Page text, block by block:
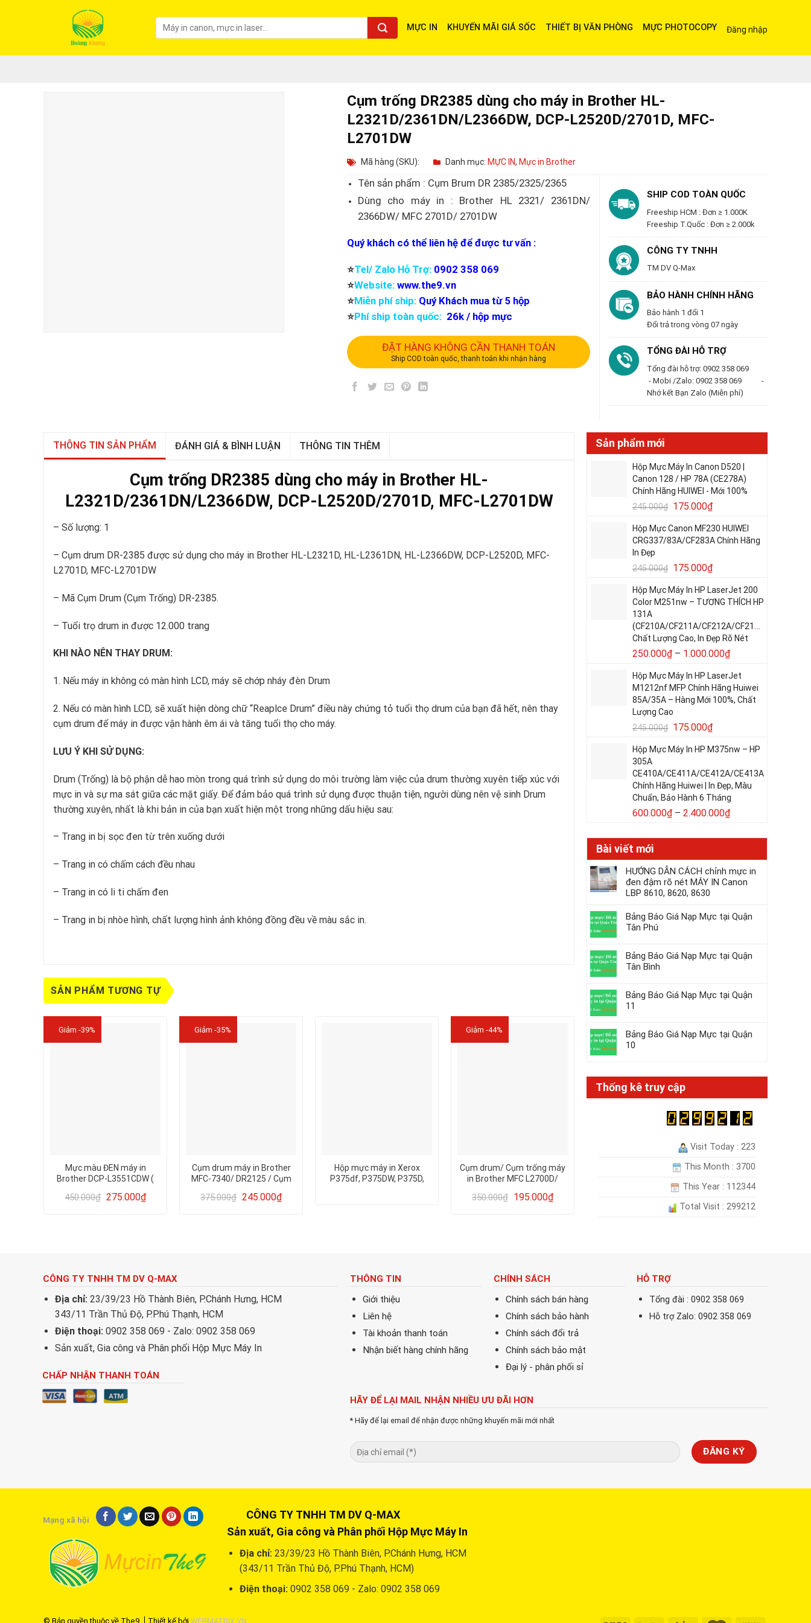
MỰC IN KHUYẾN MÃI GIÁ SỐC THIẾT BỊ VĂN PHÒNG MỰC PHOTOCOPY Đăng nhập
Cụm trống DR2385 dùng cho máy in Brother HL-
L2321D/2361DN/L2366DW, DCP-L2520D/2701D, MFC-
L2701DW
Mã hàng (SKU): Danh mục: MỰC IN, Mực in Brother
Tên sản phẩm : Cụm Brum DR 2385/2325/2365
Dùng cho máy in : Brother HL 2321/ 2361DN/
2366DW/ MFC 2701D/ 2701DW
Quý khách có thể liên hệ để được tư vấn :
⭐️Tel/ Zalo Hỗ Trợ: 0902 358 069
⭐️Website: www.the9.vn
⭐️Miễn phí ship: Quý Khách mua từ 5 hộp
⭐️Phí ship toàn quốc: 26k / hộp mực
ĐẶT HÀNG KHÔNG CẦN THANH TOÁN
Ship COD toàn quốc, thanh toán khi nhận hàng
SHIP COD TOÀN QUỐC
Freeship HCM : Đơn ≥ 1.000K
Freeship T.Quốc : Đơn ≥ 2.000k
CÔNG TY TNHH
TM DV Q-Max
BẢO HÀNH CHÍNH HÃNG
Bảo hành 1 đổi 1
Đổi trả trong vòng 07 ngày
TỔNG ĐÀI HỖ TRỢ
Tổng đài hỗ trợ: 0902 358 069
- Mobi /Zalo: 0902 358 069 -
Nhớ kết Bạn Zalo (Miễn phí)
THÔNG TIN SẢN PHẨM ĐÁNH GIÁ & BÌNH LUẬN THÔNG TIN THÊM
Cụm trống DR2385 dùng cho máy in Brother HL-
L2321D/2361DN/L2366DW, DCP-L2520D/2701D, MFC-L2701DW
– Số lượng: 1
– Cụm drum DR-2385 được sử dụng cho máy in Brother HL-L2321D, HL-L2361DN, HL-L2366DW, DCP-L2520D, MFC-
L2701D, MFC-L2701DW
– Mã Cụm Drum (Cụm Trống) DR-2385.
– Tuổi trọ drum in được 12.000 trang
KHI NÀO NÊN THAY DRUM:
1. Nếu máy in không có màn hình LCD, máy sẽ chớp nháy đèn Drum
2. Nếu có màn hình LCD, sẽ xuất hiện dòng chữ “Reaplce Drum” điều này chứng tỏ tuổi thọ drum của bạn đã hết, nên thay
cụm drum để máy in được vận hành êm ái và tăng tuổi thọ cho máy.
LƯU Ý KHI SỬ DỤNG:
Drum (Trống) là bộ phận dễ hao mòn trong quá trình sử dụng do môi trường làm việc của drum thường xuyên tiếp xúc với
mực in và sự ma sát giữa các mặt giấy. Để đảm bảo quá trình sử dụng được thuận tiện, người dùng nên vệ sinh Drum
thường xuyên, nhất là khi bản in của bạn xuất hiện một trong những dấu hiệu sau:
– Trang in bị sọc đen từ trên xuống dưới
– Trang in có chấm cách đều nhau
– Trang in có li ti chấm đen
– Trang in bị nhòe hình, chất lượng hình ảnh không đồng đều về màu sắc in.
SẢN PHẨM TƯƠNG TỰ
Giảm -39%
Mực màu ĐEN máy in
Brother DCP-L3551CDW (
100% hàng nhập khẩu
450.000₫ 275.000₫
Giảm -35%
Cụm drum máy in Brother
MFC-7340/ DR2125 / Cụm
375.000₫ 245.000₫
Hộp mực máy in Xerox
P375df, P375DW, P375D,
Giảm -44%
Cụm drum/ Cụm trống máy
in Brother MFC L2700D/
DR2385 – BH 06 tháng (Sao
350.000₫ 195.000₫
Giảm -34%
Cụm trống/ Cụm drum DR-
máy Brother DCP-
CHẤT LƯỢNG IN ĐẸP
Giảm -44%
Hộp mực laser màu
L3230DN,
Sản phẩm mới
Hộp Mực Máy In Canon D520 |
Canon 128 / HP 78A (CE278A)
Chính Hãng HUIWEI - Mới 100%
245.000₫ 175.000₫
Hộp Mực Canon MF230 HUIWEI
CRG337/83A/CF283A Chính Hãng
In Đẹp
245.000₫ 175.000₫
Hộp Mực Máy In HP LaserJet 200
Color M251nw – TƯƠNG THÍCH HP
131A
(CF210A/CF211A/CF212A/CF213A)
Chất Lượng Cao, In Đẹp Rõ Nét
250.000₫ – 1.000.000₫
Hộp Mực Máy In HP LaserJet
M1212nf MFP Chính Hãng Huiwei
85A/35A – Hàng Mới 100%, Chất
Lượng Cao
245.000₫ 175.000₫
Hộp Mực Máy In HP M375nw – HP
305A
CE410A/CE411A/CE412A/CE413A
Chính Hãng Huiwei | In Đẹp, Màu
Chuẩn, Bảo Hành 6 Tháng
600.000₫ – 2.400.000₫
Bài viết mới
HƯỚNG DẪN CÁCH chỉnh mực in
đen đậm rõ nét MÁY IN Canon
LBP 8610, 8620, 8630
Bảng Báo Giá Nạp Mực tại Quận
Tân Phú
Bảng Báo Giá Nạp Mực tại Quận
Tân Bình
Bảng Báo Giá Nạp Mực tại Quận
11
Bảng Báo Giá Nạp Mực tại Quận
10
Thống kê truy cập
Visit Today : 223
This Month : 3700
This Year : 112344
Total Visit : 299212
CÔNG TY TNHH TM DV Q-MAX
Địa chỉ: 23/39/23 Hồ Thành Biên, P.Chánh Hưng, HCM
343/11 Trần Thủ Độ, P.Phú Thạnh, HCM
Điện thoại: 0902 358 069 - Zalo: 0902 358 069
Sản xuất, Gia công và Phân phối Hộp Mực Máy In
CHẤP NHẬN THANH TOÁN
THÔNG TIN
Giới thiệu
Liên hệ
Tài khoản thanh toán
Nhận biết hàng chính hãng
CHÍNH SÁCH
Chính sách bán hàng
Chính sách bảo hành
Chính sách đổi trả
Chính sách bảo mật
Đại lý - phân phối sỉ
HỖ TRỢ
Tổng đài : 0902 358 069
Hỗ trợ Zalo: 0902 358 069
HÃY ĐỂ LẠI MAIL NHẬN NHIỀU ƯU ĐÃI HƠN
* Hãy để lại email để nhận được những khuyến mãi mới nhất
Mạng xã hội
CÔNG TY TNHH TM DV Q-MAX
Sản xuất, Gia công và Phân phối Hộp Mực Máy In
Địa chỉ: 23/39/23 Hồ Thành Biên, P.Chánh Hưng, HCM
(343/11 Trần Thủ Độ, P.Phú Thạnh, HCM)
Điện thoại: 0902 358 069 - Zalo: 0902 358 069
© Bản quyền thuộc về The9 Thiết kế bởi WEBMATRIX.VN